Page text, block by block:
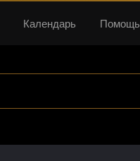
Календарь Помощь